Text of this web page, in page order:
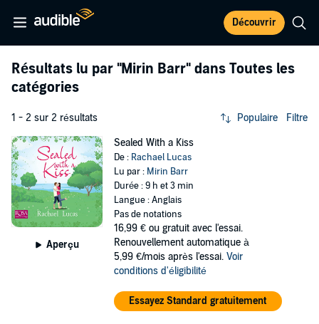
Découvrir
Résultats lu par "Mirin Barr" dans Toutes les
catégories
1 - 2 sur 2 résultats Populaire Filtre
Aperçu
Sealed With a Kiss
De : Rachael Lucas
Lu par : Mirin Barr
Durée : 9 h et 3 min
Langue : Anglais
Pas de notations
16,99 € ou gratuit avec l'essai.
Renouvellement automatique à
5,99 €/mois après l'essai. Voir
conditions d'éligibilité
Essayez Standard gratuitement